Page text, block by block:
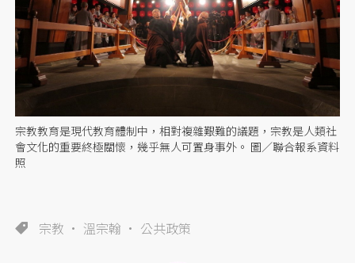
宗教教育是現代教育體制中，相對複雜艱難的議題，宗教是人類社
會文化的重要終極關懷，幾乎無人可置身事外。 圖／聯合報系資料
照
宗教 溫宗翰 公共政策